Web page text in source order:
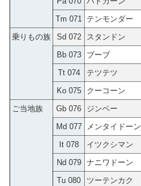
Tm 071 テンモンダー
乗りもの族
Sd 072 スタンドン
Bb 073
ブーブ
Tt 074
テツテツ
Ko 075
クーコーン
ご当地族
Gb 076 ジンベー
Md 077
メンタイドーン
It 078
イツクシマン
Nd 079
ナニワドーン
Tu 080
ツーテンカク